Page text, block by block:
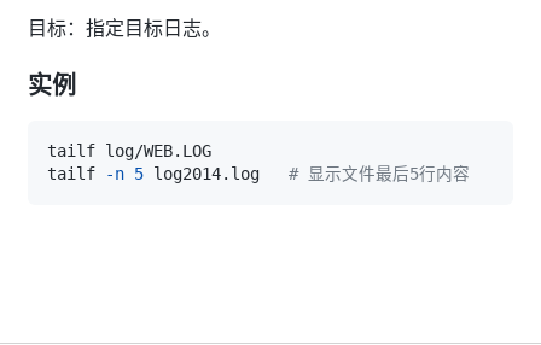
目标：指定目标日志。
实例
tailf
-n 5 log2014.log # 显示文件最后5行内容